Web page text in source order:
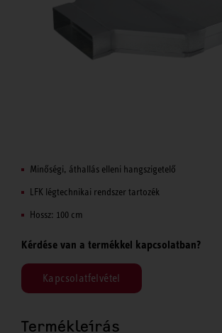
Minőségi, áthallás elleni hangszigetelő
LFK légtechnikai rendszer tartozék
Hossz: 100 cm
Kérdése van a termékkel kapcsolatban?
Kapcsolatfelvétel
Termékleírás